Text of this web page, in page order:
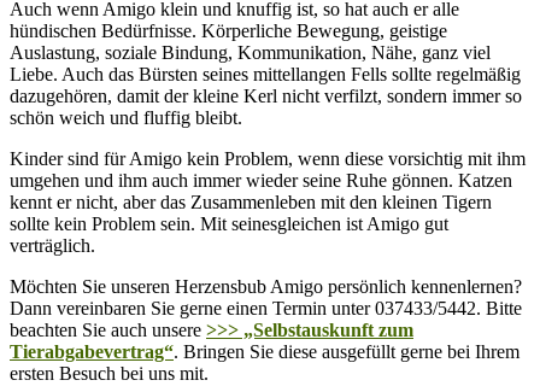
Auch wenn Amigo klein und knuffig ist, so hat auch er alle
hündischen Bedürfnisse. Körperliche Bewegung, geistige
Auslastung, soziale Bindung, Kommunikation, Nähe, ganz viel
Liebe. Auch das Bürsten seines mittellangen Fells sollte regelmäßig
dazugehören, damit der kleine Kerl nicht verfilzt, sondern immer so
schön weich und fluffig bleibt.
Kinder sind für Amigo kein Problem, wenn diese vorsichtig mit ihm
umgehen und ihm auch immer wieder seine Ruhe gönnen. Katzen
kennt er nicht, aber das Zusammenleben mit den kleinen Tigern
sollte kein Problem sein. Mit seinesgleichen ist Amigo gut
verträglich.
Möchten Sie unseren Herzensbub Amigo persönlich kennenlernen?
Dann vereinbaren Sie gerne einen Termin unter 037433/5442. Bitte
beachten Sie auch unsere >>> „Selbstauskunft zum
Tierabgabevertrag“. Bringen Sie diese ausgefüllt gerne bei Ihrem
ersten Besuch bei uns mit.